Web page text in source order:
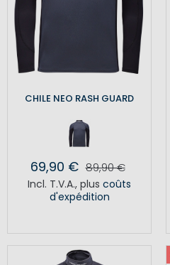
CHILE NEO RASH GUARD
69,90 € 89,90 €
Incl. T.V.A., plus coûts
d'expédition